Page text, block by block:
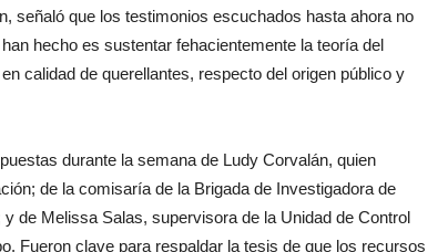
señaló que los testimonios escuchados hasta ahora no
hecho es sustentar fehacientemente la teoría del
calidad de querellantes, respecto del origen público y
durante la semana de Ludy Corvalán, quien
de la comisaría de la Brigada de Investigadora de
de Melissa Salas, supervisora de la Unidad de Control
Fueron clave para respaldar la tesis de que los recursos